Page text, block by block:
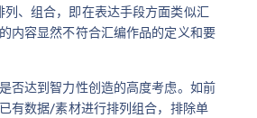
、组合，即在表达手段方面类似汇
内容显然不符合汇编作品的定义和要
否达到智力性创造的高度考虑。如前
有数据/素材进行排列组合，排除单